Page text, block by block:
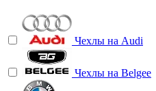
Чехлы на Audi
Чехлы на Belgee